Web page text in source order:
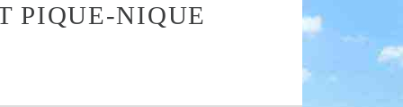
PIQUE-NIQUE